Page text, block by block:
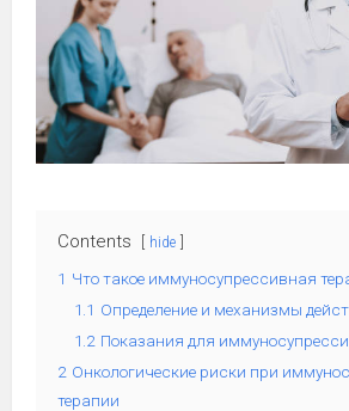
Contents hide
1 Что такое иммуносупрессивная
1.1 Определение и механизмы
1.2 Показания для
2 Онкологические риски при
терапии